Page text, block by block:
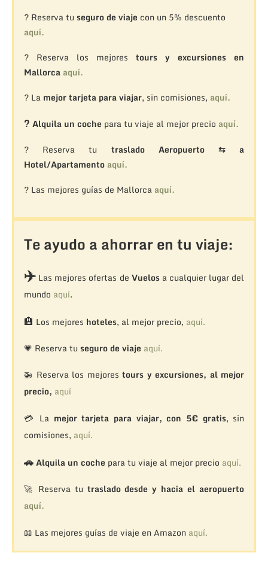
? Reserva tu seguro de viaje con un 5% descuento
aquí.
? Reserva los mejorestours y excursiones en
Mallorca aquí.
? La mejor tarjeta para viajar, sin comisiones, aquí.
? Alquila un coche para tu viaje al mejor precio aquí.
? Reserva tu traslado Aeropuerto ⇆ a
Hotel/Apartamento aquí.
? Las mejores guías de Mallorca aquí.
Te ayudo a ahorrar en tu viaje:
✈️Las mejores ofertas de Vuelosa cualquier lugar del
mundo aquí.
🏨 Los mejores hoteles, al mejor precio, aquí.
💗 Reserva tu seguro de viaje aquí.
🚁 Reserva los mejorestours y excursiones, al mejor
precio, aquí
💳 La mejor tarjeta para viajar, con 5€ gratis, sin
comisiones, aquí.
🚗Alquila un coche para tu viaje al mejor precio aquí.
🚀 Reserva tu traslado desde y hacia el aeropuerto
aquí.
📖 Las mejores guías de viaje en Amazon aquí.